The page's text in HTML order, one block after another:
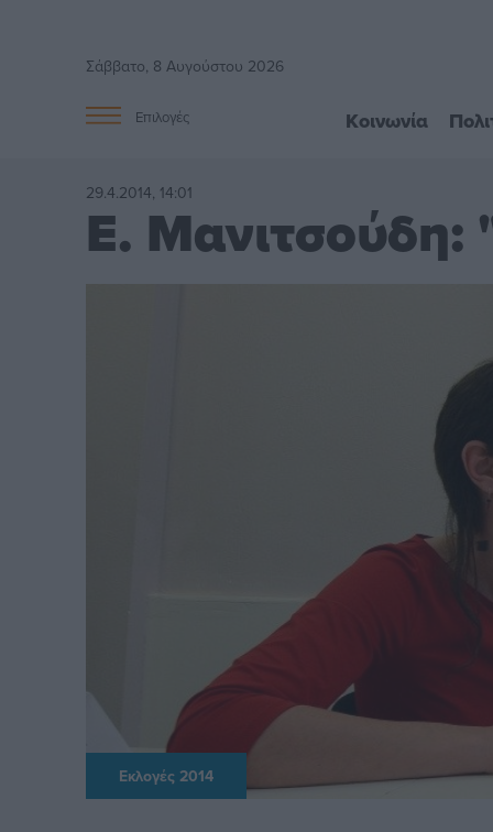
Σάββατο, 8 Αυγούστου 2026
Επιλογές Κοινωνία
29.4.2014, 14:01
Ε. Μανιτσούδη:
Εκλογές 2014